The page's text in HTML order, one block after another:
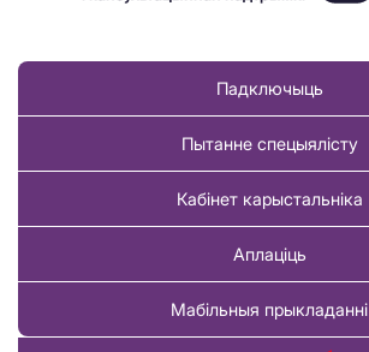
Падключыць
Пытанне спецыялісту
Кабінет карыстальніка
Аплаціць
Мабільныя прыкладанні